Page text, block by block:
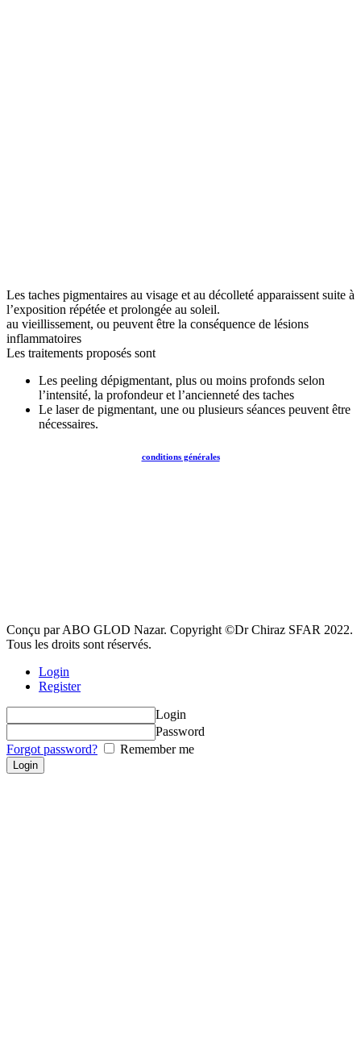
Les taches pigmentaires au visage et au décolleté apparaissent suite à
l’exposition répétée et prolongée au soleil.
au vieillissement, ou peuvent être la conséquence de lésions
inflammatoires
Les traitements proposés sont
Les peeling dépigmentant, plus ou moins profonds selon
l’intensité, la profondeur et l’ancienneté des taches
Le laser de pigmentant, une ou plusieurs séances peuvent être
nécessaires.
conditions générales
Conçu par ABO GLOD Nazar. Copyright ©Dr Chiraz SFAR 2022.
Tous les droits sont réservés.
Login
Register
Login
Password
Forgot password?
Remember me